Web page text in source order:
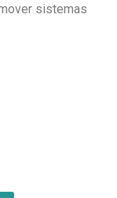
sistemas